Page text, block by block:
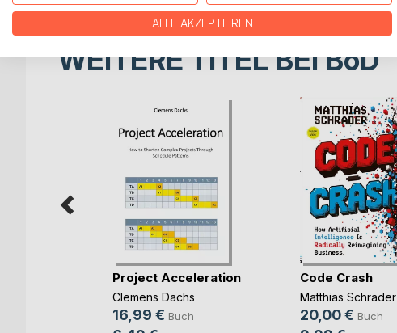
WEITERE TITEL BEIBoD
Project Acceleration
Clemens Dachs
16,99 € Buch
Code Crash
Matthias Schrader
20,00 € Buch
ALLE AKZEPTIEREN